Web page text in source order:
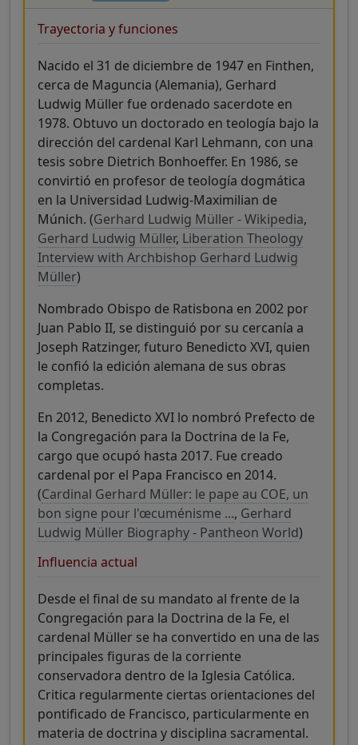
Trayectoria y funciones
Nacido el 31 de diciembre de 1947 en Finthen,
cerca de Maguncia (Alemania), Gerhard
Ludwig Müller fue ordenado sacerdote en
1978. Obtuvo un doctorado en teología bajo la
dirección del cardenal Karl Lehmann, con una
tesis sobre Dietrich Bonhoeffer. En 1986, se
convirtió en profesor de teología dogmática
en la Universidad Ludwig-Maximilian de
Múnich. (Gerhard Ludwig Müller - Wikipedia,
Gerhard Ludwig Müller, Liberation Theology
Interview with Archbishop Gerhard Ludwig
Müller)
Nombrado Obispo de Ratisbona en 2002 por
Juan Pablo II, se distinguió por su cercanía a
Joseph Ratzinger, futuro Benedicto XVI, quien
le confió la edición alemana de sus obras
completas.
En 2012, Benedicto XVI lo nombró Prefecto de
la Congregación para la Doctrina de la Fe,
cargo que ocupó hasta 2017. Fue creado
cardenal por el Papa Francisco en 2014.
(Cardinal Gerhard Müller: le pape au COE, un
bon signe pour l'œcuménisme ..., Gerhard
Ludwig Müller Biography - Pantheon World)
Influencia actual
Desde el final de su mandato al frente de la
Congregación para la Doctrina de la Fe, el
cardenal Müller se ha convertido en una de las
principales figuras de la corriente
conservadora dentro de la Iglesia Católica.
Critica regularmente ciertas orientaciones del
pontificado de Francisco, particularmente en
materia de doctrina y disciplina sacramental.